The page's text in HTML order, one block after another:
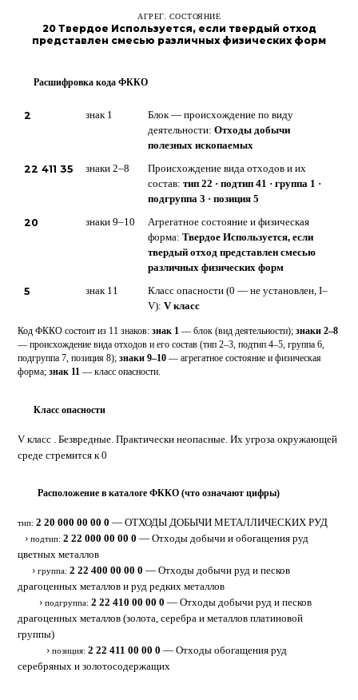
АГРЕГ. СОСТОЯНИЕ
20 Твердое Используется, если твердый отход
представлен смесью различных физических форм
Расшифровка кода ФККО
2 знак 1
Блок — происхождение по виду
деятельности: Отходы добычи
полезных ископаемых
22 411 35 знаки 2–8
Происхождение вида отходов и их
состав: тип 22 · подтип 41 · группа 1 ·
подгруппа 3 · позиция 5
20 знаки 9–10
Агрегатное состояние и физическая
форма: Твердое Используется, если
твердый отход представлен смесью
различных физических форм
5 знак 11
Класс опасности (0 — не установлен, I–
V): V класс
Код ФККО состоит из 11 знаков: знак 1 — блок (вид деятельности); знаки 2–8
— происхождение вида отходов и его состав (тип 2–3, подтип 4–5, группа 6,
подгруппа 7, позиция 8); знаки 9–10 — агрегатное состояние и физическая
форма; знак 11 — класс опасности.
Класс опасности
V класс . Безвредные. Практически неопасные. Их угроза окружающей
среде стремится к 0
Расположение в каталоге ФККО (что означают цифры)
тип: 2 20 000 00 00 0 — ОТХОДЫ ДОБЫЧИ МЕТАЛЛИЧЕСКИХ РУД
› подтип: 2 22 000 00 00 0 — Отходы добычи и обогащения руд
цветных металлов
› группа: 2 22 400 00 00 0 — Отходы добычи руд и песков
драгоценных металлов и руд редких металлов
› подгруппа: 2 22 410 00 00 0 — Отходы добычи руд и песков
драгоценных металлов (золота, серебра и металлов платиновой
группы)
› позиция: 2 22 411 00 00 0 — Отходы обогащения руд
серебряных и золотосодержащих